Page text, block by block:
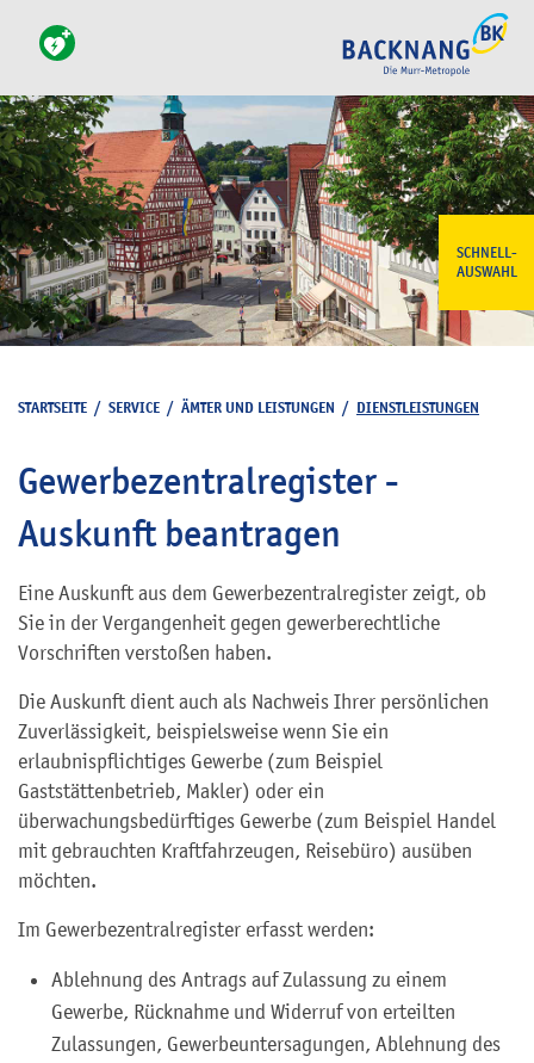
SCHNELL-
AUSWAHL
STARTSEITE / SERVICE / ÄMTER UND LEISTUNGEN / DIENSTLEISTUNGEN
Gewerbezentralregister -
Auskunft beantragen
Eine Auskunft aus dem Gewerbezentralregister zeigt, ob
Sie in der Vergangenheit gegen gewerberechtliche
Vorschriften verstoßen haben.
Die Auskunft dient auch als Nachweis Ihrer persönlichen
Zuverlässigkeit, beispielsweise wenn Sie ein
erlaubnispflichtiges Gewerbe (zum Beispiel
Gaststättenbetrieb, Makler) oder ein
überwachungsbedürftiges Gewerbe (zum Beispiel Handel
mit gebrauchten Kraftfahrzeugen, Reisebüro) ausüben
möchten.
Im Gewerbezentralregister erfasst werden:
Ablehnung des Antrags auf Zulassung zu einem
Gewerbe, Rücknahme und Widerruf von erteilten
Zulassungen, Gewerbeuntersagungen, Ablehnung des